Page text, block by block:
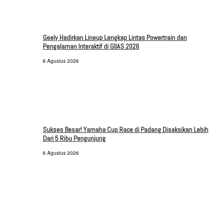
Geely Hadirkan Lineup Lengkap Lintas Powertrain dan
Pengalaman Interaktif di GIIAS 2026
6 Agustus 2026
Sukses Besar! Yamaha Cup Race di Padang Disaksikan Lebih
Dari 5 Ribu Pengunjung
6 Agustus 2026